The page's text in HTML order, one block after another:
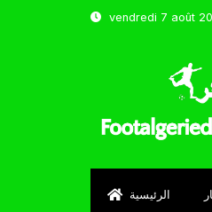
vendredi 7 août
الرئيسية